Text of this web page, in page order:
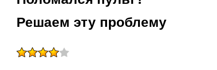
Решаем эту проблему